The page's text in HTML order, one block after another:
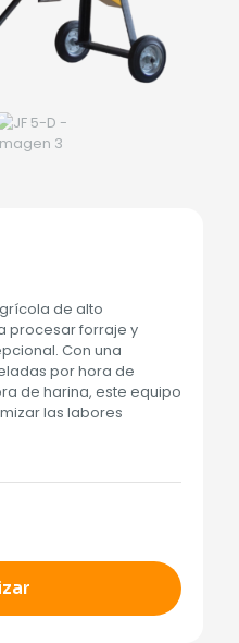
de alto
procesar forraje y
Con una
por hora de
de harina, este equipo
las labores